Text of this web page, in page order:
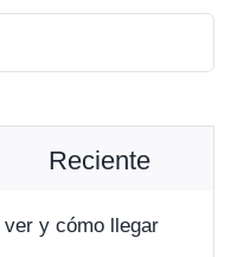
Reciente
ver y cómo llegar